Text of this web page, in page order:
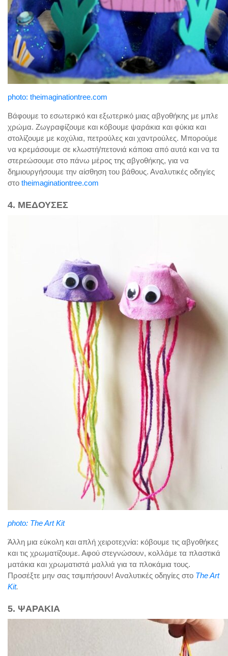
photo: theimaginationtree.com
Βάφουμε το εσωτερικό και εξωτερικό μιας αβγοθήκης με μπλε
χρώμα. Ζωγραφίζουμε και κόβουμε ψαράκια και φύκια και
στολίζουμε με κοχύλια, πετρούλες και χαντρούλες. Μπορούμε
να κρεμάσουμε σε κλωστή/πετονιά κάποια από αυτά και να τα
στερεώσουμε στο πάνω μέρος της αβγοθήκης, για να
δημιουργήσουμε την αίσθηση του βάθους. Αναλυτικές οδηγίες
στο theimaginationtree.com
4. ΜΕΔΟΥΣΕΣ
photo: The Art Kit
Άλλη μια εύκολη και απλή χειροτεχνία: κόβουμε τις αβγοθήκες
και τις χρωματίζουμε. Αφού στεγνώσουν, κολλάμε τα πλαστικά
ματάκια και χρωματιστά μαλλιά για τα πλοκάμια τους.
Προσέξτε μην σας τσιμπήσουν! Αναλυτικές οδηγίες στο The Art
Kit.
5. ΨΑΡΑΚΙΑ